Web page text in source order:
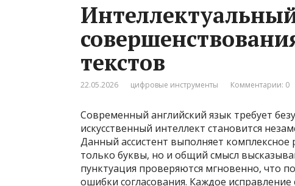
текстов
22.05.2026 цифровые инструменты Комментарии: 0
Современный английский язык требует
искусственный интеллект становится
Данный ассистент выполняет
только буквы, но и общий смысл
пунктуация проверяются мгновенно, что
ошибки согласования. Каждое